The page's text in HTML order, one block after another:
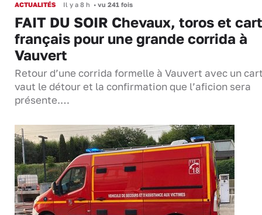
ACTUALITÉS Il y a 8 h • vu 241 fois
FAIT DU SOIR Chevaux, toros et
français pour une grande corrida à
Vauvert
Retour d’une corrida formelle à Vauvert avec un
vaut le détour et la confirmation que l’aficion sera
présente.…